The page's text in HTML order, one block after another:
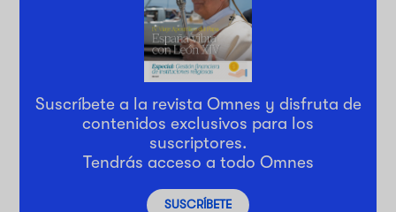
Suscríbete a la revista Omnes y disfruta de
contenidos exclusivos para los
suscriptores.
Tendrás acceso a todo Omnes
SUSCRÍBETE